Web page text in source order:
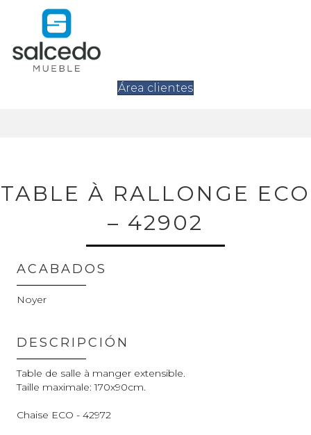
Área clientes
TABLE À RALLONGE ECO
– 42902
ACABADOS
Noyer
DESCRIPCIÓN
Table de salle à manger extensible.
Taille maximale: 170x90cm.
Chaise ECO - 42972